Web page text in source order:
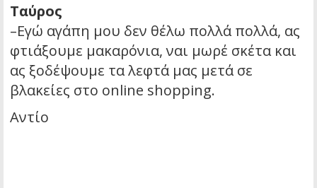
Ταύρος
–Εγώ αγάπη μου δεν θέλω πολλά πολλά, ας
φτιάξουμε μακαρόνια, ναι μωρέ σκέτα και
ας ξοδέψουμε τα λεφτά μας μετά σε
βλακείες στο online shopping.
Αντίο